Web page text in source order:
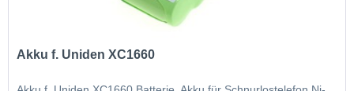
Akku f. Uniden XC1660